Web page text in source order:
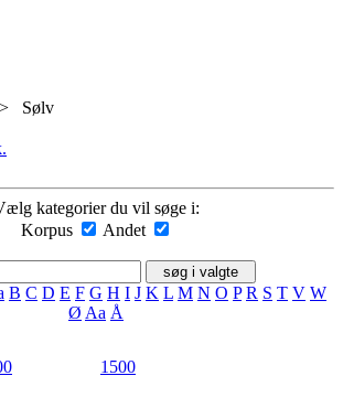
Sølv
kategorier du vil søge i:
Korpus
Andet
B C D E F G H I J K L M N O P R S T V W
Ø Aa Å
1500